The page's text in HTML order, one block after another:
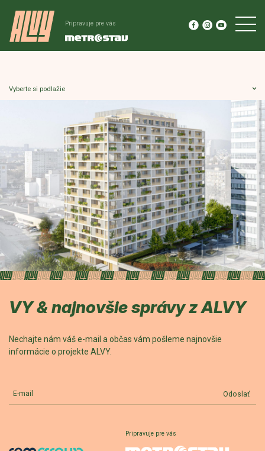
Pripravuje pre vás
VY & najnovšie správy z ALVY
Nechajte nám váš e-mail a občas vám pošleme najnovšie
informácie o projekte ALVY.
E-mail Odoslať
Pripravuje pre vás